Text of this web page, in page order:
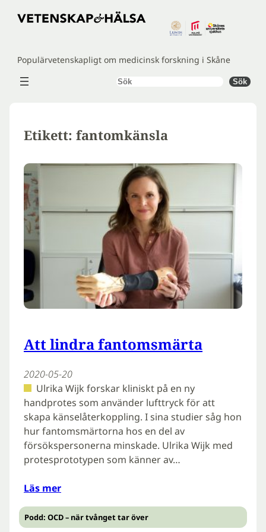
Hoppa
Populärvetenskapligt om medicinsk forskning i Skåne
Sök Sök
Etikett: fantomkänsla
Att lindra fantomsmärta
2020-05-20
Ulrika Wijk forskar kliniskt på en ny
handprotes som använder lufttryck för att
skapa känselåterkoppling. I sina studier såg hon
hur fantomsmärtorna hos en del av
försökspersonerna minskade. Ulrika Wijk med
protesprototypen som känner av…
Läs mer
Podd: OCD – när tvånget tar över